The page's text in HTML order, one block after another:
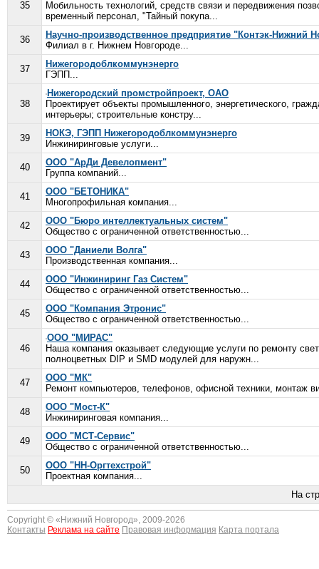
35
Мобильность технологий, средств связи и передвижения
временный персонал, "Тайный покупа...
36
Научно-производственное предприятие "Контэк-Нижний
Филиал в г. Нижнем Новгороде...
37
Нижегородоблкоммунэнерго
ГЭПП...
38
Нижегородский промстройпроект, ОАО
Проектирует объекты промышленного, энергетического,
интерьеры; строительные констру...
39
НОКЭ, ГЭПП Нижегородоблкоммунэнерго
Инжиниринговые услуги...
40
ООО "АрДи Девелопмент"
Группа компаний...
41
ООО "БЕТОНИКА"
Многопрофильная компания...
42
ООО "Бюро интеллектуальных систем"
Общество с ограниченной ответственностью...
43
ООО "Даниели Волга"
Производственная компания...
44
ООО "Инжиниринг Газ Систем"
Общество с ограниченной ответственностью...
45
ООО "Компания Этронис"
Общество с ограниченной ответственностью...
46
ООО "МИРАС"
Наша компания оказывает следующие услуги по ремонту
полноцветных DIP и SMD модулей для наружн...
47
ООО "МК"
Ремонт компьютеров, телефонов, офисной техники, монтаж
48
ООО "Мост-К"
Инжиниринговая компания...
49
ООО "МСТ-Сервис"
Общество с ограниченной ответственностью...
50
ООО "НН-Оргтехстрой"
Проектная компания...
На
Copyright © « Нижний Новгород», 2009-2026
Контакты Реклама на сайте Правовая информация Карта портала